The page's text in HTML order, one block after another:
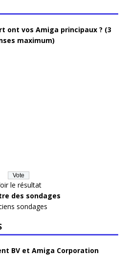
ont vos Amiga principaux ? (3
maximum)
le résultat
des sondages
sondages
BV et Amiga Corporation